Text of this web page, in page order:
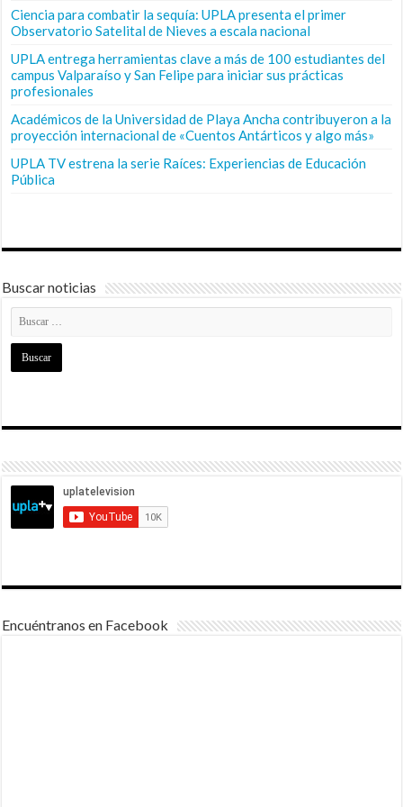
Ciencia para combatir la sequía: UPLA presenta el primer
Observatorio Satelital de Nieves a escala nacional
UPLA entrega herramientas clave a más de 100 estudiantes del
campus Valparaíso y San Felipe para iniciar sus prácticas
profesionales
Académicos de la Universidad de Playa Ancha contribuyeron a la
proyección internacional de «Cuentos Antárticos y algo más»
UPLA TV estrena la serie Raíces: Experiencias de Educación
Pública
Buscar noticias
Encuéntranos en Facebook